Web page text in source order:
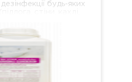
будь-яких
Засіб якісно…